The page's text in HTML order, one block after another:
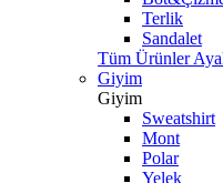
Terlik
Sandalet
Tüm Ürünler
Giyim
Giyim
Sweatshirt
Mont
Polar
Yelek